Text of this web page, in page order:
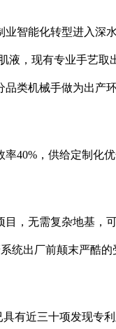
能化转型进入深
，现有专业手艺
类机械手做为出产
，供给定制化
无需复杂地基，
统出厂前颠末严酷
近三十项发现专